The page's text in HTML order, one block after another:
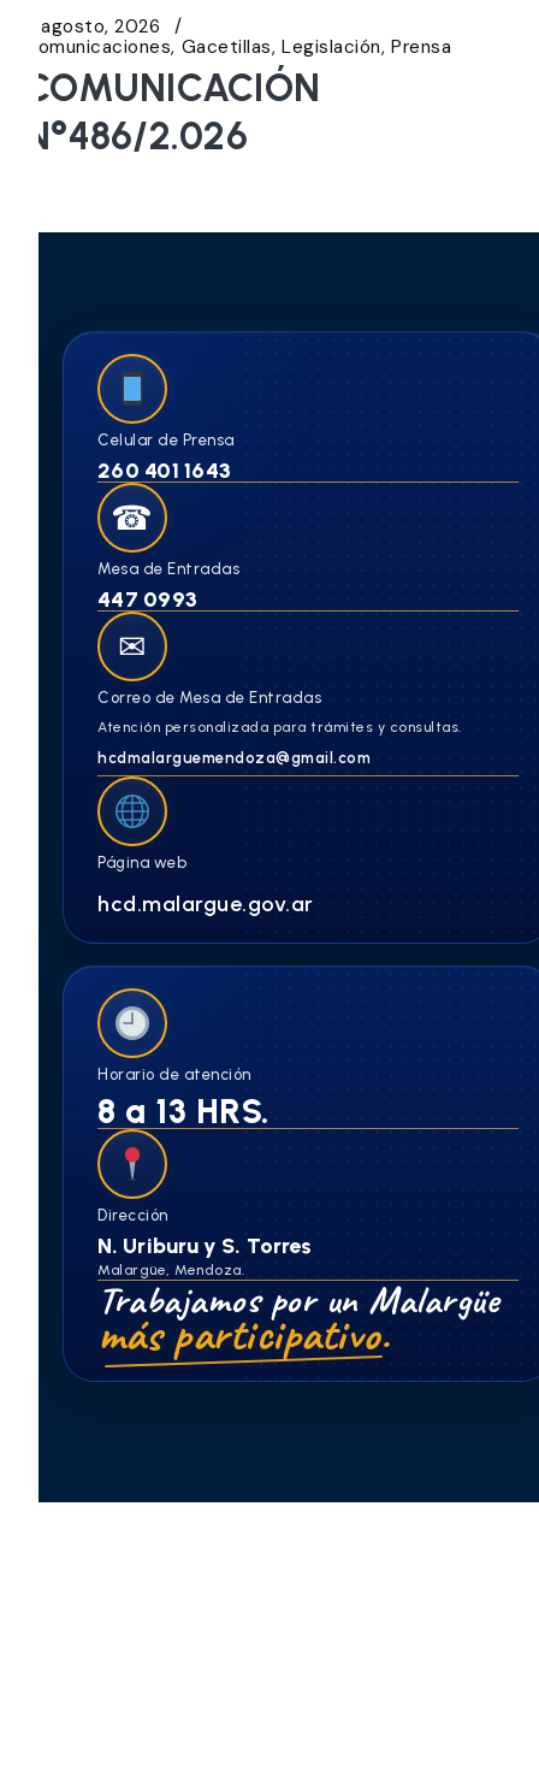
3 agosto, 2026
Comunicaciones Gacetillas Legislación Prensa
COMUNICACIÓN
N°486/2.026
Celular de Prensa
260 401 1643
☎
Mesa de Entradas
447 0993
✉
Correo de Mesa de Entradas
Atención personalizada para trámites y consultas.
hcdmalarguemendoza@gmail.com
Página web
hcd.malargue.gov.ar
Horario de atención
8 a 13 HRS.
Dirección
N. Uriburu y S. Torres
Malargüe, Mendoza.
Trabajamos por un Malargüe
más participativo.